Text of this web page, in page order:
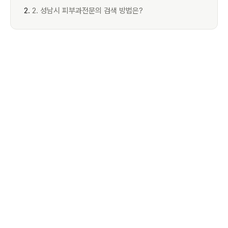
2. 성남시 피부과전문의 검색 방법은?